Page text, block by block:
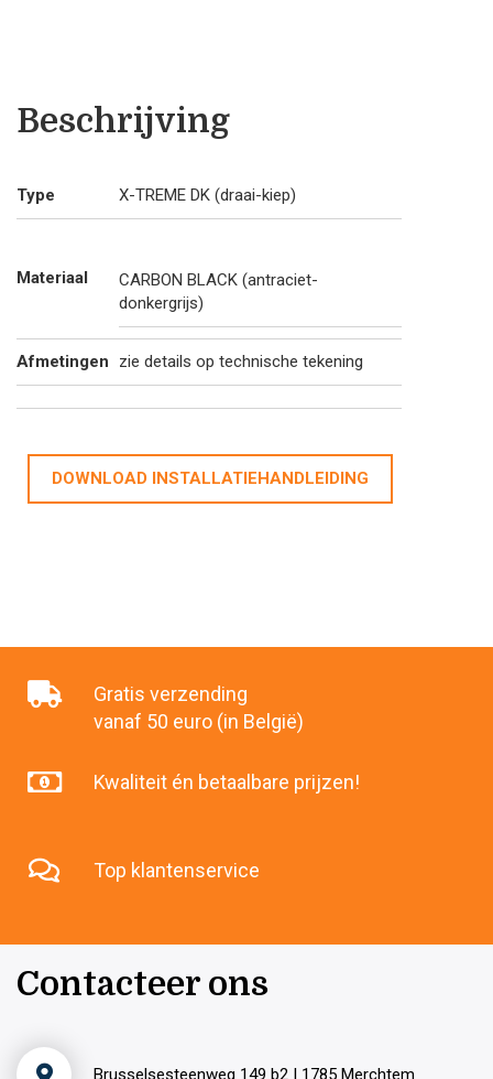
Beschrijving
Type X-TREME DK (draai-kiep)
Materiaal
CARBON BLACK (antraciet-
donkergrijs)
Afmetingen zie details op technische tekening
DOWNLOAD INSTALLATIEHANDLEIDING
Gratis verzending
vanaf 50 euro (in België)
Kwaliteit én betaalbare prijzen!
Top klantenservice
Contacteer ons
Brusselsesteenweg 149 b2 | 1785 Merchtem